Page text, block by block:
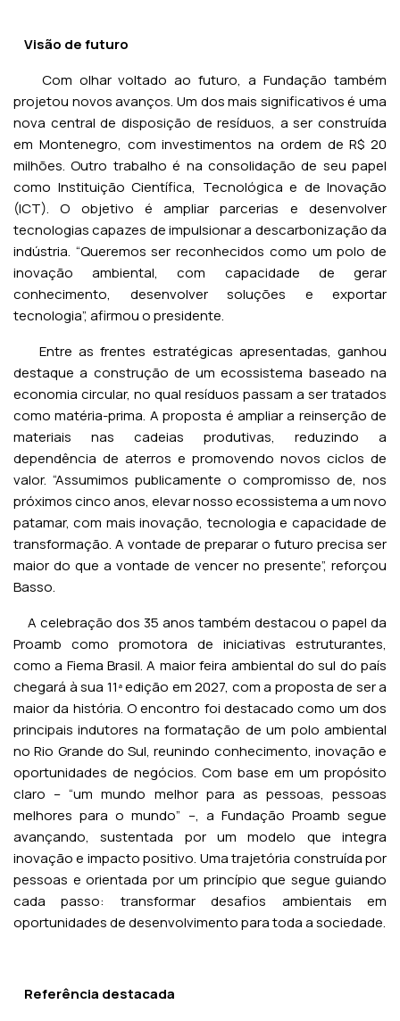
Visão de futuro
Com olhar voltado ao futuro, a Fundação também
projetou novos avanços. Um dos mais significativos é uma
nova central de disposição de resíduos, a ser construída
em Montenegro, com investimentos na ordem de R$ 20
milhões. Outro trabalho é na consolidação de seu papel
como Instituição Científica, Tecnológica e de Inovação
(ICT). O objetivo é ampliar parcerias e desenvolver
tecnologias capazes de impulsionar a descarbonização da
indústria. “Queremos ser reconhecidos como um polo de
inovação ambiental, com capacidade de gerar
conhecimento, desenvolver soluções e exportar
tecnologia”, afirmou o presidente.
Entre as frentes estratégicas apresentadas, ganhou
destaque a construção de um ecossistema baseado na
economia circular, no qual resíduos passam a ser tratados
como matéria-prima. A proposta é ampliar a reinserção de
materiais nas cadeias produtivas, reduzindo a
dependência de aterros e promovendo novos ciclos de
valor. “Assumimos publicamente o compromisso de, nos
próximos cinco anos, elevar nosso ecossistema a um novo
patamar, com mais inovação, tecnologia e capacidade de
transformação. A vontade de preparar o futuro precisa ser
maior do que a vontade de vencer no presente”, reforçou
Basso.
A celebração dos 35 anos também destacou o papel da
Proamb como promotora de iniciativas estruturantes,
como a Fiema Brasil. A maior feira ambiental do sul do país
chegará à sua 11ª edição em 2027, com a proposta de ser a
maior da história. O encontro foi destacado como um dos
principais indutores na formatação de um polo ambiental
no Rio Grande do Sul, reunindo conhecimento, inovação e
oportunidades de negócios. Com base em um propósito
claro – “um mundo melhor para as pessoas, pessoas
melhores para o mundo” –, a Fundação Proamb segue
avançando, sustentada por um modelo que integra
inovação e impacto positivo. Uma trajetória construída por
pessoas e orientada por um princípio que segue guiando
cada passo: transformar desafios ambientais em
oportunidades de desenvolvimento para toda a sociedade.
Referência destacada